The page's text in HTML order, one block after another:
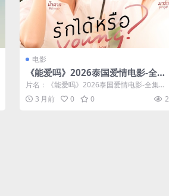
电影
《能爱吗》2026泰国爱情电影-全集
免费-未删减-中字[夸克网盘]
片名：《能爱吗》2026泰国爱情电影-全集免
费-未删减-中字[夸克网盘] 分类：...
3 月前 0 0 2